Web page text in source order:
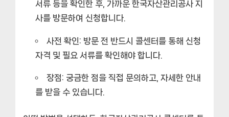
서류 등을 확인한 후, 가까운 한국자산관리공사 지
사를 방문하여 신청합니다.
사전 확인: 방문 전 반드시 콜센터를 통해 신청
자격 및 필요 서류를 확인해야 합니다.
장점: 궁금한 점을 직접 문의하고, 자세한 안내
를 받을 수 있습니다.